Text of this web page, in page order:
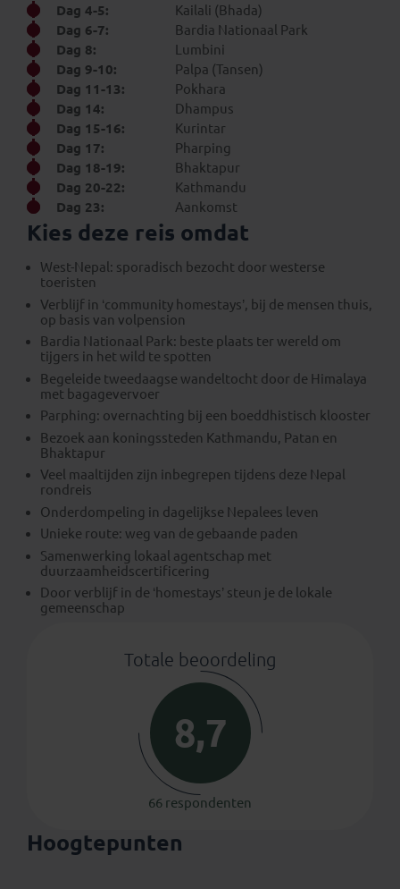
Dag 4-5:
Kailali (Bhada)
Dag 6-7:
Bardia Nationaal Park
Dag 8:
Lumbini
Dag 9-10:
Palpa (Tansen)
Dag 11-13:
Pokhara
Dag 14:
Dhampus
Dag 15-16:
Kurintar
Dag 17:
Pharping
Dag 18-19:
Bhaktapur
Dag 20-22:
Kathmandu
Dag 23:
Aankomst
Kies deze reis omdat
West-Nepal: sporadisch bezocht door westerse
toeristen
Verblijf in ‘community homestays’, bij de mensen thuis,
op basis van volpension
Bardia Nationaal Park: beste plaats ter wereld om
tijgers in het wild te spotten
Begeleide tweedaagse wandeltocht door de Himalaya
met bagagevervoer
Parphing: overnachting bij een boeddhistisch klooster
Bezoek aan koningssteden Kathmandu, Patan en
Bhaktapur
Veel maaltijden zijn inbegrepen tijdens deze Nepal
rondreis
Onderdompeling in dagelijkse Nepalees leven
Unieke route: weg van de gebaande paden
Samenwerking lokaal agentschap met
duurzaamheidscertificering
Door verblijf in de ‘homestays’ steun je de lokale
gemeenschap
Totale beoordeling
8,7
66 respondenten
Hoogtepunten